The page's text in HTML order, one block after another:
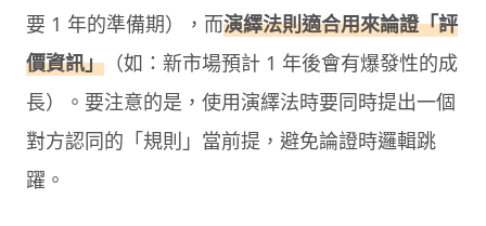
要 1 年的準備期），而演繹法則適合用來論證「評
價資訊」 （如：新市場預計 1 年後會有爆發性的成
長）。要注意的是，使用演繹法時要同時提出一個
對方認同的「規則」當前提，避免論證時邏輯跳
躍。